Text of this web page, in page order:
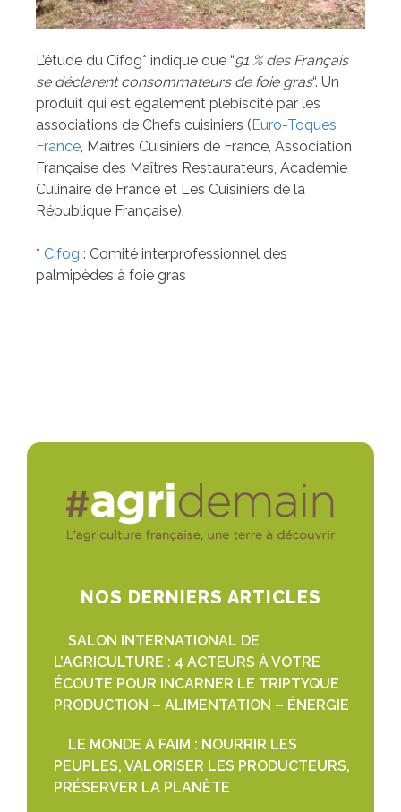
L’étude du Cifog* indique que “91 % des Français
se déclarent consommateurs de foie gras“. Un
produit qui est également plébiscité par les
associations de Chefs cuisiniers ( Euro-Toques
France, Maîtres Cuisiniers de France, Association
Française des Maîtres Restaurateurs, Académie
Culinaire de France et Les Cuisiniers de la
République Française).
* Cifog : Comité interprofessionnel des
palmipèdes à foie gras
NOS DERNIERS ARTICLES
SALON INTERNATIONAL DE
L’AGRICULTURE : 4 ACTEURS À VOTRE
ÉCOUTE POUR INCARNER LE TRIPTYQUE
PRODUCTION – ALIMENTATION – ÉNERGIE
LE MONDE A FAIM : NOURRIR LES
PEUPLES, VALORISER LES PRODUCTEURS,
PRÉSERVER LA PLANÈTE